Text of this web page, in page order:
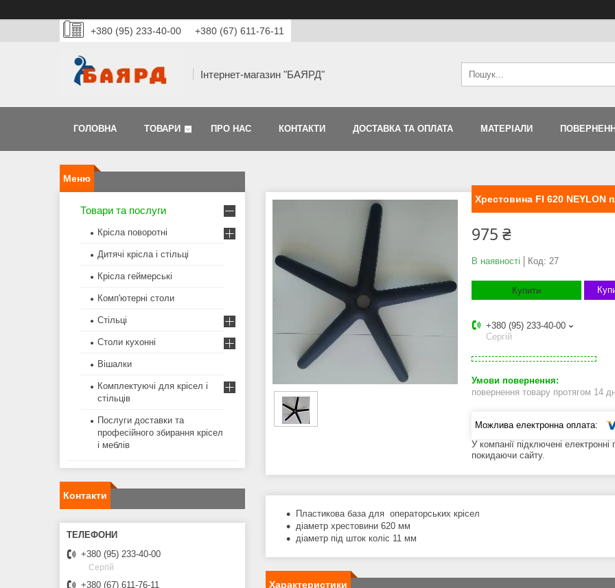
+380 (95) 233-40-00 +380 (67) 611-76-11
Інтернет-магазин "БАЯРД"
ГОЛОВНА ТОВАРИ ПРО НАС КОНТАКТИ ДОСТАВКА ТА ОПЛАТА МАТЕРІАЛИ
Хрестовина FI 620 NEYLON
975 ₴
В наявності Код: 27
Купити
+380 (95) 233-40-00
Сергій
повернення товару протягом 14
У компанії підключені
покидаючи сайту.
Пластикова база для операторських крісел
діаметр хрестовини 620 мм
діаметр під шток коліс 11 мм
Характеристики
Товари та послуги
Крісла поворотні
Дитячі крісла і стільці
Крісла геймерські
Комп'ютерні столи
Стільці
Столи кухонні
Вішалки
Комплектуючі для крісел і
стільців
Послуги доставки та
професійного збирання крісел
і меблів
Контакти
+380 (95) 233-40-00
Сергій
+380 (67) 611-76-11